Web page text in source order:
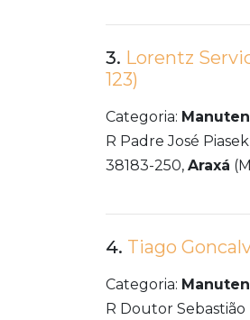
3. Lorentz
123)
Categoria:
R Padre José Piasek
38183-250, Araxá
4. Tiago
Categoria:
R Doutor